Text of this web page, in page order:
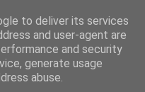
to deliver its services
and user-agent are
and security
generate usage
abuse.